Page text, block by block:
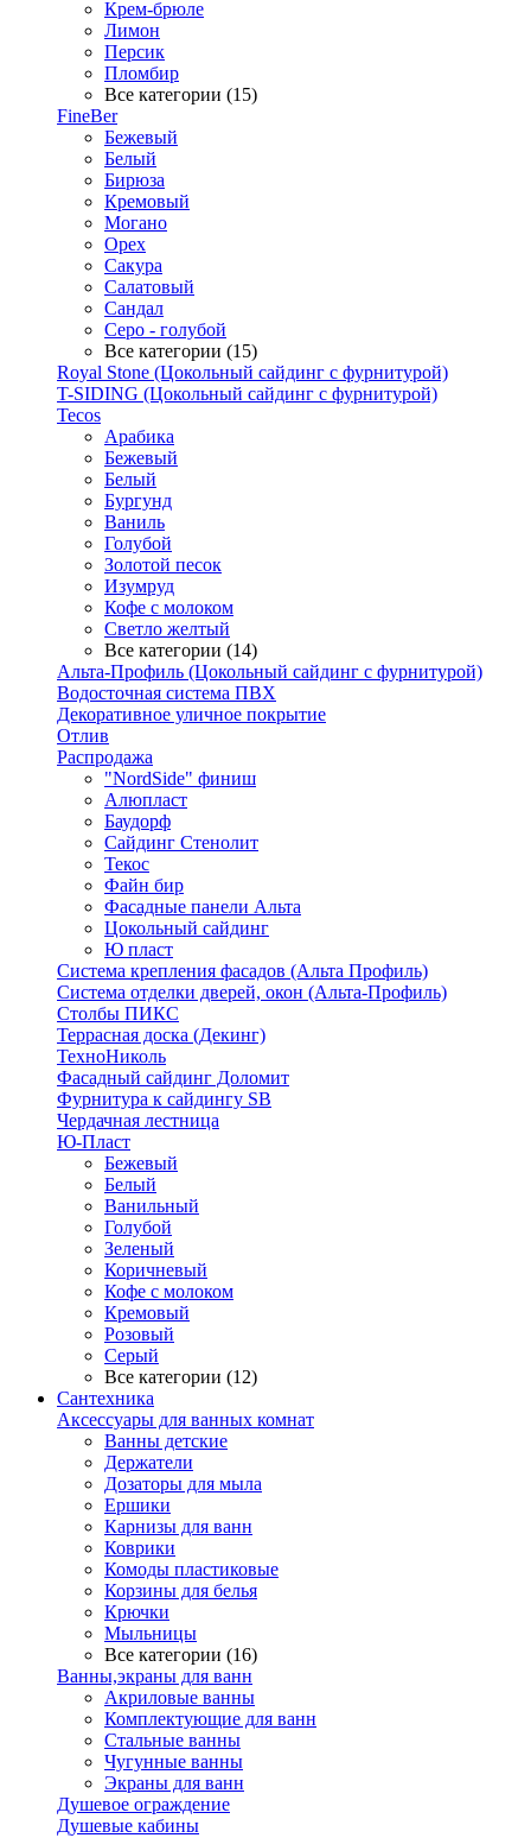
Крем-брюле
Лимон
Персик
Пломбир
Все категории (15)
FineBer
Бежевый
Белый
Бирюза
Кремовый
Могано
Орех
Сакура
Салатовый
Сандал
Серо - голубой
Все категории (15)
Royal Stone (Цокольный сайдинг с фурнитурой)
T-SIDING (Цокольный сайдинг с фурнитурой)
Tecos
Арабика
Бежевый
Белый
Бургунд
Ваниль
Голубой
Золотой песок
Изумруд
Кофе с молоком
Светло желтый
Все категории (14)
Альта-Профиль (Цокольный сайдинг с фурнитурой)
Водосточная система ПВХ
Декоративное уличное покрытие
Отлив
Распродажа
"NordSide" финиш
Алюпласт
Баудорф
Сайдинг Стенолит
Текос
Файн бир
Фасадные панели Альта
Цокольный сайдинг
Ю пласт
Система крепления фасадов (Альта Профиль)
Система отделки дверей, окон (Альта-Профиль)
Столбы ПИКС
Террасная доска (Декинг)
ТехноНиколь
Фасадный сайдинг Доломит
Фурнитура к сайдингу SB
Чердачная лестница
Ю-Пласт
Бежевый
Белый
Ванильный
Голубой
Зеленый
Коричневый
Кофе с молоком
Кремовый
Розовый
Серый
Все категории (12)
Сантехника
Аксессуары для ванных комнат
Ванны детские
Держатели
Дозаторы для мыла
Ершики
Карнизы для ванн
Коврики
Комоды пластиковые
Корзины для белья
Крючки
Мыльницы
Все категории (16)
Ванны,экраны для ванн
Акриловые ванны
Комплектующие для ванн
Стальные ванны
Чугунные ванны
Экраны для ванн
Душевое ограждение
Душевые кабины